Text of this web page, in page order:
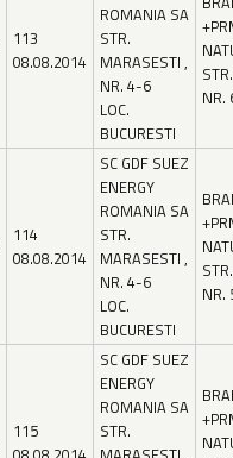
113
08.08.2014
ROMANIA SA
STR.
MARASESTI ,
NR. 4-6
LOC.
BUCURESTI
NR.
114
08.08.2014
SC GDF SUEZ
ENERGY
ROMANIA SA
STR.
MARASESTI ,
NR. 4-6
LOC.
BUCURESTI
NR.
115
SC GDF SUEZ
ENERGY
ROMANIA SA
STR.